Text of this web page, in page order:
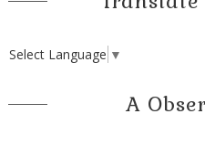
Select Language ▼
A